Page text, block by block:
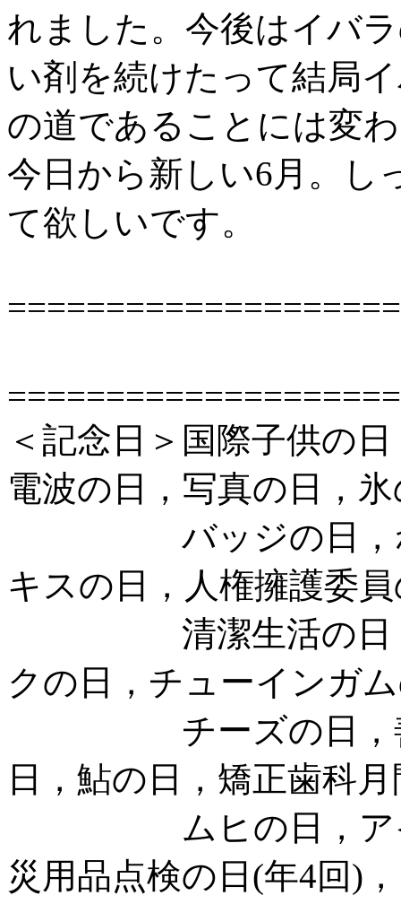
れました。今後はイバ
い剤を続けたって結局
の道であることには変
今日から新しい6月。し
て欲しいです。
＜記念日＞国際子供の
電波の日，写真の日，
バッジの日，ねじ
キスの日，人権擁護委
清潔生活の日，景
クの日，チューインガ
チーズの日，善意
日，鮎の日，矯正歯科
ムヒの日，アイデ
災用品点検の日(年4回)，